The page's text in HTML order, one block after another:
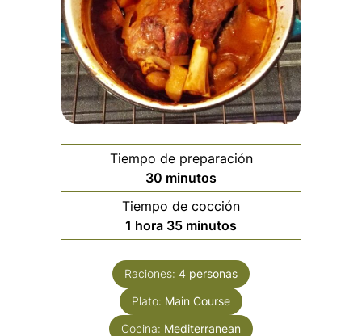
Tiempo de preparación
30 minutos
minutos
Tiempo de cocción
1 hora
hora 35minutos
minutos
Raciones: 4 personas
Plato: Main Course
Cocina: Mediterranean